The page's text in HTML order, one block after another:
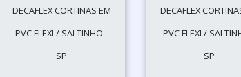
DECAFLEX CORTINAS EM
PVC FLEXI / SALTINHO -
SP
DECAFLEX
PVC FLEXI /
SP